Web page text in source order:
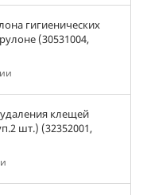
гигиенических
(30531004,
клещей
шт.) (32352001,